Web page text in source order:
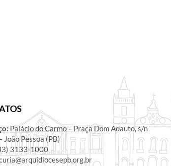
Palácio do Carmo – Praça Dom Adauto, s/n
João Pessoa (PB)
3133-1000